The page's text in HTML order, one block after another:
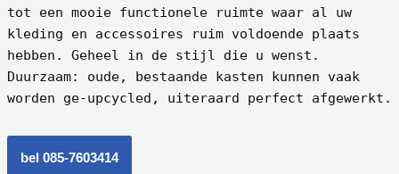
tot een mooie functionele ruimte waar al uw
kleding en accessoires ruim voldoende plaats
hebben. Geheel in de stijl die u wenst.
Duurzaam: oude, bestaande kasten kunnen vaak
worden ge-upcycled, uiteraard perfect afgewerkt.
bel 085-7603414